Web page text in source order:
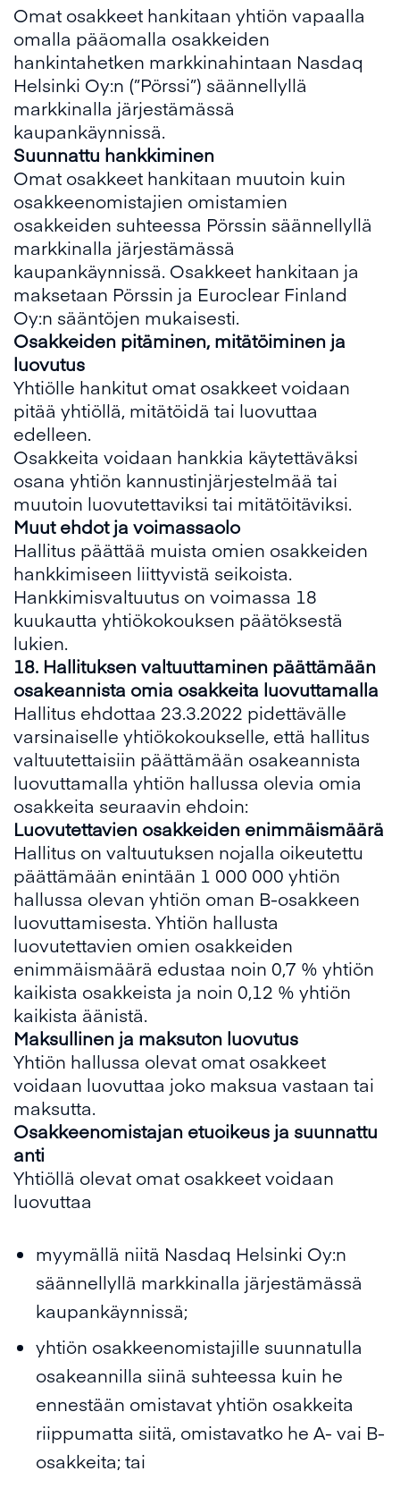
Omat osakkeet hankitaan yhtiön vapaalla
omalla pääomalla osakkeiden
hankintahetken markkinahintaan Nasdaq
Helsinki Oy:n (”Pörssi”) säännellyllä
markkinalla järjestämässä
kaupankäynnissä.
Suunnattu hankkiminen
Omat osakkeet hankitaan muutoin kuin
osakkeenomistajien omistamien
osakkeiden suhteessa Pörssin säännellyllä
markkinalla järjestämässä
kaupankäynnissä. Osakkeet hankitaan ja
maksetaan Pörssin ja Euroclear Finland
Oy:n sääntöjen mukaisesti.
Osakkeiden pitäminen, mitätöiminen ja
luovutus
Yhtiölle hankitut omat osakkeet voidaan
pitää yhtiöllä, mitätöidä tai luovuttaa
edelleen.
Osakkeita voidaan hankkia käytettäväksi
osana yhtiön kannustinjärjestelmää tai
muutoin luovutettaviksi tai mitätöitäviksi.
Muut ehdot ja voimassaolo
Hallitus päättää muista omien osakkeiden
hankkimiseen liittyvistä seikoista.
Hankkimisvaltuutus on voimassa 18
kuukautta yhtiökokouksen päätöksestä
lukien.
18. Hallituksen valtuuttaminen päättämään
osakeannista omia osakkeita luovuttamalla
Hallitus ehdottaa 23.3.2022 pidettävälle
varsinaiselle yhtiökokoukselle, että hallitus
valtuutettaisiin päättämään osakeannista
luovuttamalla yhtiön hallussa olevia omia
osakkeita seuraavin ehdoin:
Luovutettavien osakkeiden enimmäismäärä
Hallitus on valtuutuksen nojalla oikeutettu
päättämään enintään 1 000 000 yhtiön
hallussa olevan yhtiön oman B-osakkeen
luovuttamisesta. Yhtiön hallusta
luovutettavien omien osakkeiden
enimmäismäärä edustaa noin 0,7 % yhtiön
kaikista osakkeista ja noin 0,12 % yhtiön
kaikista äänistä.
Maksullinen ja maksuton luovutus
Yhtiön hallussa olevat omat osakkeet
voidaan luovuttaa joko maksua vastaan tai
maksutta.
Osakkeenomistajan etuoikeus ja suunnattu
anti
Yhtiöllä olevat omat osakkeet voidaan
luovuttaa
myymällä niitä Nasdaq Helsinki Oy:n
säännellyllä markkinalla järjestämässä
kaupankäynnissä;
yhtiön osakkeenomistajille suunnatulla
osakeannilla siinä suhteessa kuin he
ennestään omistavat yhtiön osakkeita
riippumatta siitä, omistavatko he A- vai B-
osakkeita; tai